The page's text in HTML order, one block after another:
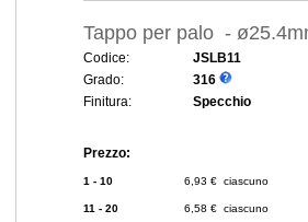
Tappo per palo -
Codice:
JSLB11
Grado:
316
Finitura:
Specchio
Prezzo:
1 - 10 6,93 € ciascuno
11 - 20 6,58 € ciascuno